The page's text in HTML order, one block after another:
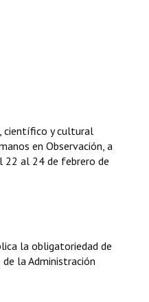
científico y cultural
en Observación, a
22 al 24 de febrero de
la obligatoriedad de
la Administración